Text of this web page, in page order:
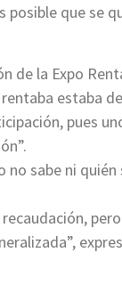
posible que se
la Expo
estaba
pues
sabe ni quién